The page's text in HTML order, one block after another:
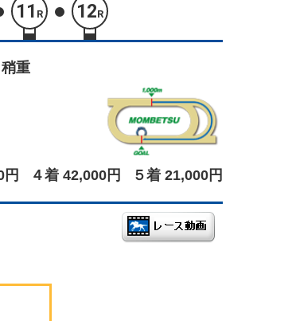
11 R 12R
稍重
円 ４着 42,000円 ５着 21,000円